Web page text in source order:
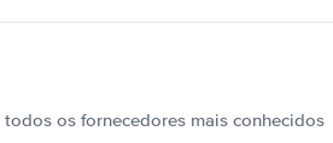
os fornecedores mais conhecidos